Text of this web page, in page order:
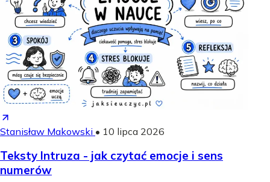
Stanisław Makowski • 10 lipca 2026
Teksty Intruza - jak czytać emocje i sens
numerów